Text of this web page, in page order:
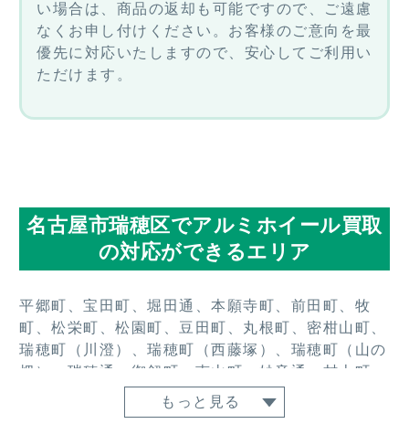
い場合は、商品の返却も可能ですので、ご遠慮
なくお申し付けください。お客様のご意向を最
優先に対応いたしますので、安心してご利用い
ただけます。
名古屋市瑞穂区でアルミホイール買取
の対応ができるエリア
平郷町、宝田町、堀田通、本願寺町、前田町、牧
町、松栄町、松園町、豆田町、丸根町、密柑山町、
瑞穂町（川澄）、瑞穂町（西藤塚）、瑞穂町（山の
畑）、瑞穂通、御劔町、南山町、妙音通、村上町、
明前町、桃園町、師長町、弥富ケ丘町、弥富町密柑
山、弥富町茨山、弥富町上山、弥富町紅葉園、弥富
もっと見る